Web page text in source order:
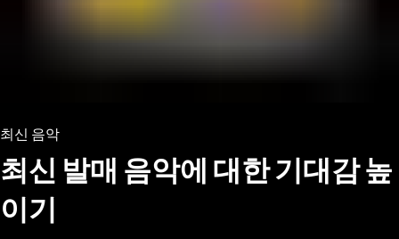
최신 음악
최신 발매 음악에 대한 기대감 높
이기